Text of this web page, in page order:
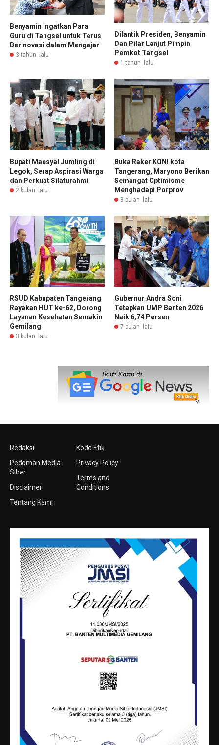
Benyamin Ingatkan Para
Guru di Tangsel untuk Terus
Berinovasi dalam Mengajar
3 tahun lalu
Dilantik Presiden, Benyamin
Dan Pilar Lanjut Pimpin
Pemkot Tangsel
1 tahun lalu
Bupati Maesyal Jumling di
Legok, Serap Aspirasi Warga
dan Perkuat Silaturahmi
2 bulan lalu
Buka Raker KONI kota
Tangerang, Maryono Berikan
Semangat Optimisme
Menghadapi Porprov
8 bulan lalu
RSUD Kabupaten Tangerang
Rayakan HUT ke-62, Dorong
Layanan Kesehatan Semakin
Gemilang
3 bulan lalu
Gubernur Andra Soni
Tetapkan UMP Banten 2026
Naik 6,74 Persen
7 bulan lalu
Redaksi
Pedoman Media
Siber
Disclaimer
Tentang Kami
Kode Etik
Privacy Policy
Terms and
Conditions